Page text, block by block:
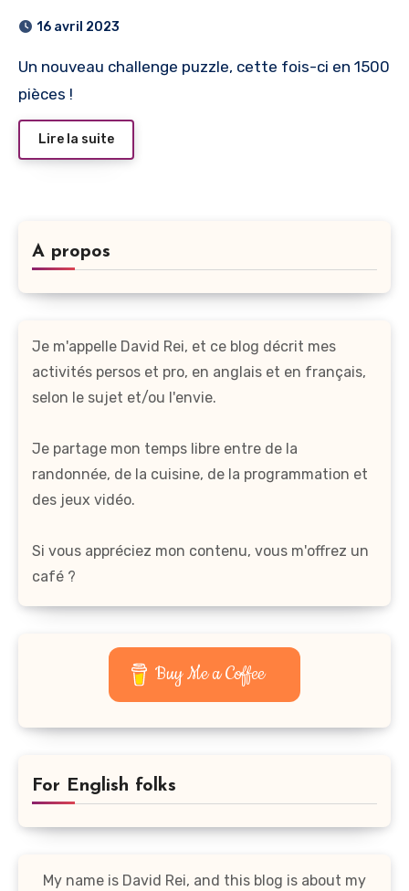
16 avril 2023
Un nouveau challenge puzzle, cette fois-ci en 1500
pièces !
Lire la suite
A propos
Je m'appelle David Rei, et ce blog décrit mes
activités persos et pro, en anglais et en français,
selon le sujet et/ou l'envie.
Je partage mon temps libre entre de la
randonnée, de la cuisine, de la programmation et
des jeux vidéo.
Si vous appréciez mon contenu, vous m'offrez un
café ?
Buy Me a Coffee
For English folks
My name is David Rei, and this blog is about my